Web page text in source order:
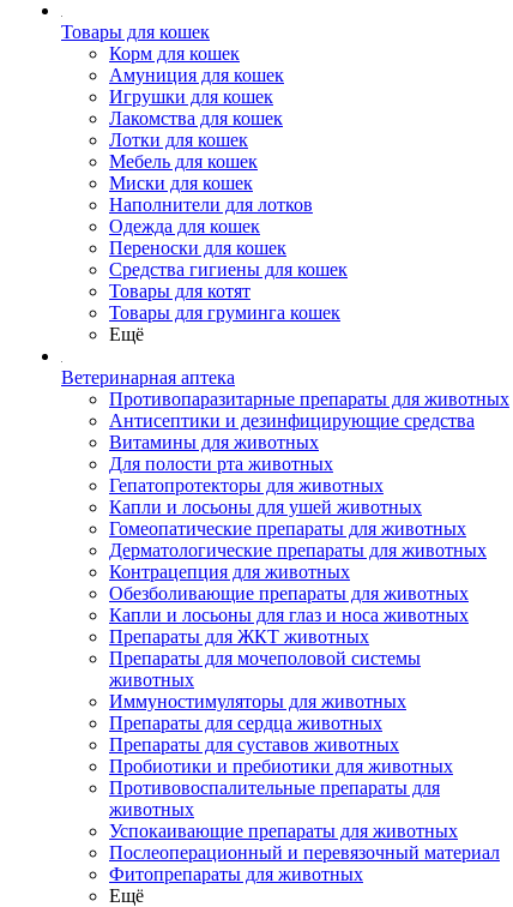
Товары для кошек
Корм для кошек
Амуниция для кошек
Игрушки для кошек
Лакомства для кошек
Лотки для кошек
Мебель для кошек
Миски для кошек
Наполнители для лотков
Одежда для кошек
Переноски для кошек
Средства гигиены для кошек
Товары для котят
Товары для груминга кошек
Ещё
Ветеринарная аптека
Противопаразитарные препараты для животных
Антисептики и дезинфицирующие средства
Витамины для животных
Для полости рта животных
Гепатопротекторы для животных
Капли и лосьоны для ушей животных
Гомеопатические препараты для животных
Дерматологические препараты для животных
Контрацепция для животных
Обезболивающие препараты для животных
Капли и лосьоны для глаз и носа животных
Препараты для ЖКТ животных
Препараты для мочеполовой системы
животных
Иммуностимуляторы для животных
Препараты для сердца животных
Препараты для суставов животных
Пробиотики и пребиотики для животных
Противовоспалительные препараты для
животных
Успокаивающие препараты для животных
Послеоперационный и перевязочный материал
Фитопрепараты для животных
Ещё